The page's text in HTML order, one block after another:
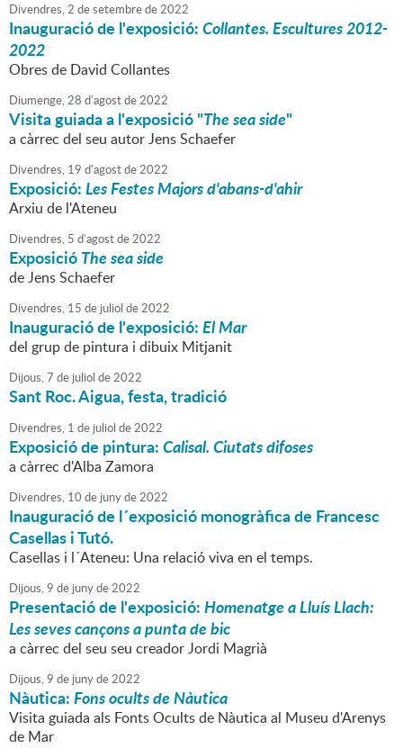
Divendres,2 desetembrede2022
Inauguració de l'exposició:Collantes. Escultures 2012-
2022
Obres de David Collantes
Diumenge,28 d'agostde2022
Visita guiada a l'exposició "The sea side"
a càrrec del seu autor Jens Schaefer
Divendres, 19 d'agostde2022
Exposició:Les Festes Majors d'abans-d'ahir
Arxiu de l'Ateneu
Divendres, 5 d'agostde2022
ExposicióThe sea side
de Jens Schaefer
Divendres, 15 de juliol de2022
Inauguració de l'exposició:El Mar
del grup de pintura i dibuix Mitjanit
Dijous,7 de juliol de2022
Sant Roc. Aigua, festa, tradició
Divendres, 1 de juliol de2022
Exposició de pintura:Calisal.Ciutats difoses
a càrrec d'Alba Zamora
Divendres, 10 de junyde2022
Inauguració de l´exposició monogràfica de Francesc
Casellas i Tutó.
Casellas i l´Ateneu: Una relació viva en el temps.
Dijous,9 de junyde2022
Presentació de l'exposició:Homenatge a Lluís Llach:
Les seves cançons a punta de bic
a càrrec del seu seu creador Jordi Magrià
Dijous,9 de junyde2022
Nàutica:Fons ocults de Nàutica
Visita guiada als Fonts Ocults de Nàutica al Museu d'Arenys
de Mar